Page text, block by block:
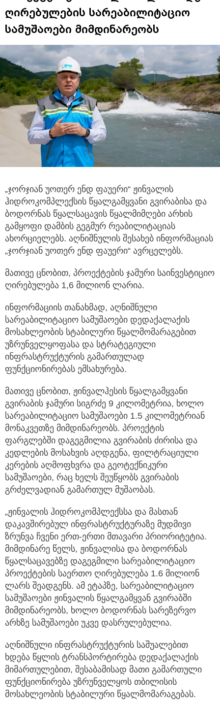
ღირებულების სარეაბილიტაციო
სამუშაოები მიმდინარეობს
„ჯორჯიან უოთერ ენდ ფაუერი“ ჟინვალის
ჰიდროკომპლექსის წყალგამყვანი გვირაბისა და
ბოდორნას წყალსაცავის წყალმიმღები არხის
გამყოფი დამბის გეგმურ რეაბილიტაციას
ახორციელებს. აღნიშნულის შესახებ ინფორმაციას
„ჯორჯიან უოთერ ენდ ფაუერი“ ავრცელებს.
მათივე ცნობით, პროექტების ჯამური საინვესტიციო
ღირებულება 1,6 მილიონ ლარია.
ინფორმაციის თანახმად, აღნიშნული
სარეაბილიტაციო სამუშაოები დედაქალაქის
მოსახლეობის სტაბილური წყალმომარაგებით
უზრუნველყოფასა და სტრატეგიული
ინფრასტრუქტურის გამართულად
ფუნქციონირებას ემსახურება.
მათივე ცნობით, ჟინვალჰესის წყალგამყვანი
გვირაბის ჯამური სიგრძე 9 კილომეტრია, ხოლო
სარეაბილიტაციო სამუშაოები 1.5 კილომეტრიან
მონაკვეთზე მიმდინარეობს. პროექტის
ფარგლებში დაგეგმილია გვირაბის ძირისა და
კედლების მოსახვის აღდგენა, ფილტრაციული
კერების აღმოფხვრა და გეოტექნიკური
სამუშაოები, რაც ხელს შეუწყობს გვირაბის
გრძელვადიან გამართულ მუშაობას.
„ჟინვალის ჰიდროკომპლექსსა და მასთან
დაკავშირებულ ინფრასტრუქტურაზე მუდმივი
ზრუნვა ჩვენი ერთ-ერთი მთავარი პრიორიტეტია.
მიმდინარე წელს, ჟინვალისა და ბოდორნას
წყალსაცავებზე დაგეგმილი სარეაბილიტაციო
პროექტების საერთო ღირებულება 1.6 მილიონ
ლარს შეადგენს. ამ ეტაპზე, სარეაბილიტაციო
სამუშაოები ჟინვალის წყალგამყვან გვირაბში
მიმდინარეობს, ხოლო ბოდორნას სარეზერვო
არხზე სამუშაოები უკვე დასრულებულია.
აღნიშნული ინფრასტრუქტურის საშუალებით
ხდება წყლის ტრანსპორტირება დედაქალაქის
მიმართულებით, შესაბამისად მათი გამართული
ფუნქციონირება უზრუნველყოს თბილისის
მოსახლეობის სტაბილური წყალმომარაგებას.